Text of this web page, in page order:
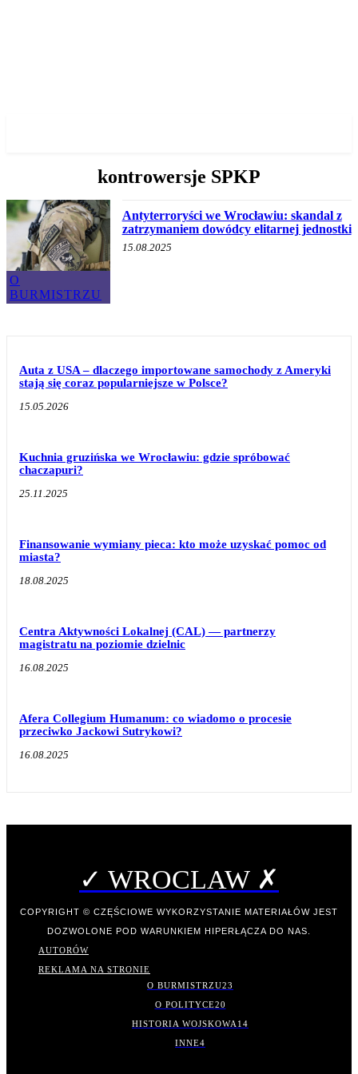
kontrowersje SPKP
O
BURMISTRZU
Antyterroryści we Wrocławiu: skandal z
zatrzymaniem dowódcy elitarnej jednostki
15.08.2025
Auta z USA – dlaczego importowane samochody z Ameryki
stają się coraz popularniejsze w Polsce?
15.05.2026
Kuchnia gruzińska we Wrocławiu: gdzie spróbować
chaczapuri?
25.11.2025
Finansowanie wymiany pieca: kto może uzyskać pomoc od
miasta?
18.08.2025
Centra Aktywności Lokalnej (CAL) — partnerzy
magistratu na poziomie dzielnic
16.08.2025
Afera Collegium Humanum: co wiadomo o procesie
przeciwko Jackowi Sutrykowi?
16.08.2025
✓ WROCLAW ✗
COPYRIGHT © CZĘŚCIOWE WYKORZYSTANIE MATERIAŁÓW JEST
DOZWOLONE POD WARUNKIEM HIPERŁĄCZA DO NAS.
AUTORÓW
REKLAMA NA STRONIE
O BURMISTRZU23
O POLITYCE20
HISTORIA WOJSKOWA 14
INNE4